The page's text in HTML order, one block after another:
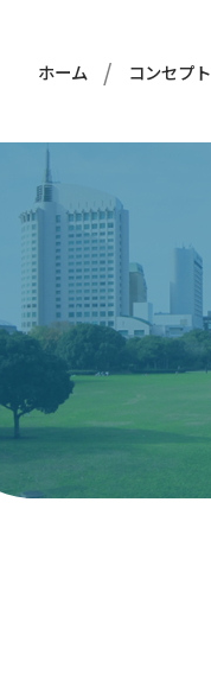
ホーム コンセプト